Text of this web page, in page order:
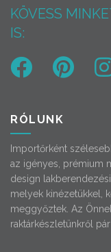
KÖVESS
IS:
RÓLUNK
Importőrként
az igényes, prémium
design
melyek kinézetükkel,
meggyőztek. Az
raktárkészletünkről